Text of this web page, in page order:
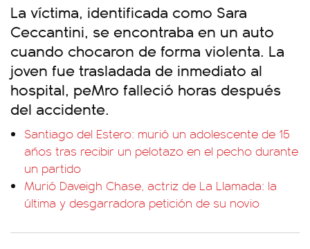
La víctima, identificada como Sara
Ceccantini, se encontraba en un auto
cuando chocaron de forma violenta. La
joven fue trasladada de inmediato al
hospital, peMro falleció horas después
del accidente.
Santiago del Estero: murió un adolescente de 15
años tras recibir un pelotazo en el pecho durante
un partido
Murió Daveigh Chase, actriz de La Llamada: la
última y desgarradora petición de su novio